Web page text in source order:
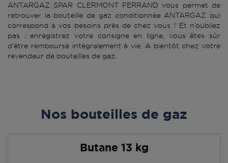
ANTARGAZ SPAR CLERMONT FERRAND vous permet de
retrouver la bouteille de gaz conditionnée ANTARGAZ qui
correspond à vos besoins près de chez vous ! Et n’oubliez
pas : enregistrez votre consigne en ligne, vous êtes sûr
d’être remboursé intégralement à vie. A bientôt chez votre
revendeur de bouteilles de gaz.
Nos bouteilles de gaz
Butane 13 kg